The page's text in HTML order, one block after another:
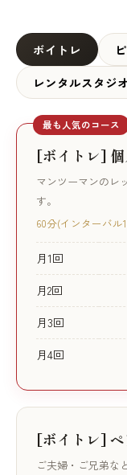
ボイトレ
レンタルスタジ
最も人気のコース
[ボイトレ]
マンツーマンのレ
す。
60分(インターバル
月1回
月2回
月3回
月4回
[ボイトレ] ペ
ご夫婦・ご兄弟な